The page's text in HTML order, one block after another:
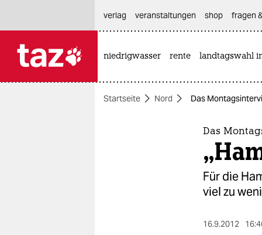
themen
verlag
veranstaltungen shop fragen
niedrigwasser rente landtagswahl
Startseite Nord Das
Das
Für die
viel zu
16.9.2012